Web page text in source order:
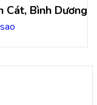
Cát, Bình Dương